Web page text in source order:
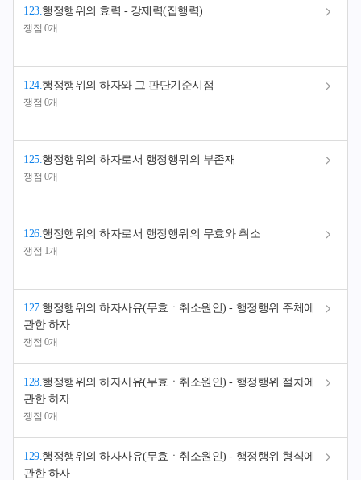
123.행정행위의 효력 - 강제력(집행력)
쟁점 0개
124.행정행위의 하자와 그 판단기준시점
쟁점 0개
125.행정행위의 하자로서 행정행위의 부존재
쟁점 0개
126.행정행위의 하자로서 행정행위의 무효와 취소
쟁점 1개
127.행정행위의 하자사유(무효ㆍ취소원인) - 행정행위 주체에
관한 하자
쟁점 0개
128.행정행위의 하자사유(무효ㆍ취소원인) - 행정행위 절차에
관한 하자
쟁점 0개
129.행정행위의 하자사유(무효ㆍ취소원인) - 행정행위 형식에
관한 하자